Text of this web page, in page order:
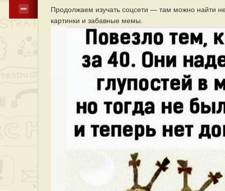
Продолжаем изучать соцсети — там можно найти
картинки и забавные мемы.